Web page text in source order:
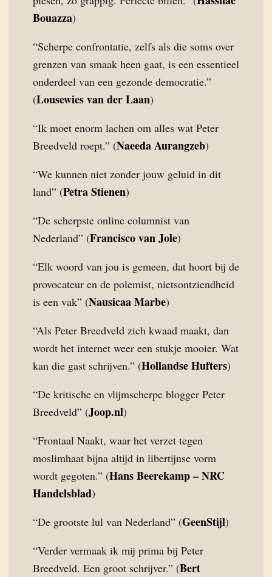
Bouazza)
“Scherpe confrontatie, zelfs als die soms over
grenzen van smaak heen gaat, is een essentieel
onderdeel van een gezonde democratie.”
(Lousewies van der Laan)
“Ik moet enorm lachen om alles wat Peter
Breedveld roept.” (Naeeda Aurangzeb)
“We kunnen niet zonder jouw geluid in dit
land” (Petra Stienen)
“De scherpste online columnist van
Nederland” (Francisco van Jole)
“Elk woord van jou is gemeen, dat hoort bij de
provocateur en de polemist, nietsontziendheid
is een vak” (Nausicaa Marbe)
“Als Peter Breedveld zich kwaad maakt, dan
wordt het internet weer een stukje mooier. Wat
kan die gast schrijven.” (Hollandse Hufters)
“De kritische en vlijmscherpe blogger Peter
Breedveld” (Joop.nl)
“Frontaal Naakt, waar het verzet tegen
moslimhaat bijna altijd in libertijnse vorm
wordt gegoten.” (Hans Beerekamp – NRC
Handelsblad)
“De grootste lul van Nederland” (GeenStijl)
“Verder vermaak ik mij prima bij Peter
Breedveld. Een groot schrijver.” (Bert